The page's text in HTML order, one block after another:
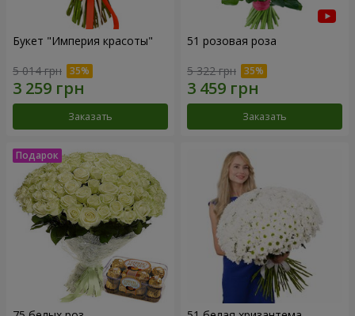
Букет "Империя красоты"
5 014 грн
Заказать
51 розовая роза
5 322 грн
Заказать